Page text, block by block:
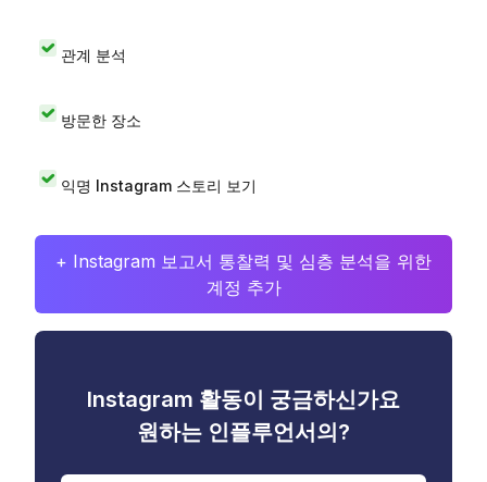
관계 분석
방문한 장소
익명 Instagram 스토리 보기
+ Instagram 보고서 통찰력 및 심층 분석을 위한
계정 추가
Instagram 활동이 궁금하신가요
원하는 인플루언서의?